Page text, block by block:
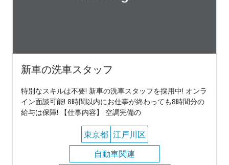
新車の洗車スタッフ
特別なスキルは不要! 新車の洗車スタッフを採用中! オンラ
イン面談可能! 8時間以内にお仕事が終わっても8時間分の
給与は保障! 【仕事内容】 空調完備の
東京都 江戸川区
自動車関連